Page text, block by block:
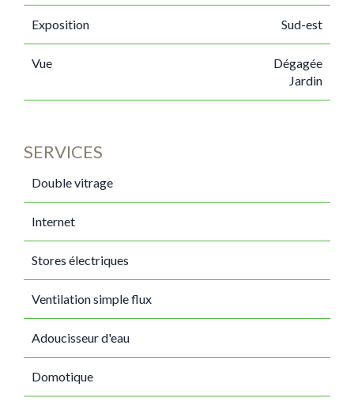
Exposition Sud-est
Vue
Dégagée
Jardin
SERVICES
Double vitrage
Internet
Stores électriques
Ventilation simple flux
Adoucisseur d'eau
Domotique